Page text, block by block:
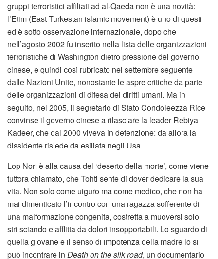
gruppi terroristici affiliati ad al-Qaeda non è una novità:
l’Etim (East Turkestan islamic movement) è uno di questi
ed è sotto osservazione internazionale, dopo che
nell’agosto 2002 fu inserito nella lista delle organizzazioni
terroristiche di Washington dietro pressione del governo
cinese, e quindi così rubricato nel settembre seguente
dalle Nazioni Unite, nonostante le aspre critiche da parte
delle organizzazioni di difesa dei diritti umani. Ma in
seguito, nel 2005, il segretario di Stato Condoleezza Rice
convinse il governo cinese a rilasciare la leader Rebiya
Kadeer, che dal 2000 viveva in detenzione: da allora la
dissidente risiede da esiliata negli Usa.
Lop Nor: è alla causa del ‘deserto della morte’, come viene
tuttora chiamato, che Tohti sente di dover dedicare la sua
vita. Non solo come uiguro ma come medico, che non ha
mai dimenticato l’incontro con una ragazza sofferente di
una malformazione congenita, costretta a muoversi solo
stri sciando e afflitta da dolori insopportabili. Lo sguardo di
quella giovane e il senso di impotenza della madre lo si
può incontrare in Death on the silk road, un documentario